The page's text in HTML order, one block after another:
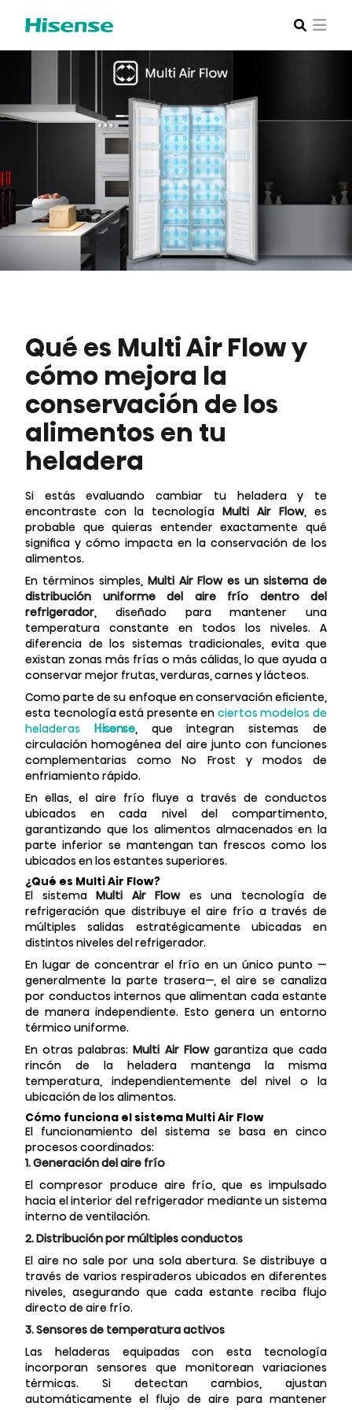
Qué es Multi Air Flow y
cómo mejora la
conservación de los
alimentos en tu
heladera
Si estás evaluando cambiar tu heladera y te
encontraste con la tecnología Multi Air Flow, es
probable que quieras entender exactamente qué
significa y cómo impacta en la conservación de los
alimentos.
En términos simples, Multi Air Flow es un sistema de
distribución uniforme del aire frío dentro del
refrigerador, diseñado para mantener una
temperatura constante en todos los niveles. A
diferencia de los sistemas tradicionales, evita que
existan zonas más frías o más cálidas, lo que ayuda a
conservar mejor frutas, verduras, carnes y lácteos.
Como parte de su enfoque en conservación eficiente,
esta tecnología está presente en ciertos modelos de
heladeras Hisense, que integran sistemas de
circulación homogénea del aire junto con funciones
complementarias como No Frost y modos de
enfriamiento rápido.
En ellas, el aire frío fluye a través de conductos
ubicados en cada nivel del compartimento,
garantizando que los alimentos almacenados en la
parte inferior se mantengan tan frescos como los
ubicados en los estantes superiores.
¿Qué es Multi Air Flow?
El sistema Multi Air Flowes una tecnología de
refrigeración que distribuye el aire frío a través de
múltiples salidas estratégicamente ubicadas en
distintos niveles del refrigerador.
En lugar de concentrar el frío en un único punto —
generalmente la parte trasera—, el aire se canaliza
por conductos internos que alimentan cada estante
de manera independiente. Esto genera un entorno
térmico uniforme.
En otras palabras:Multi Air Flowgarantiza que cada
rincón de la heladera mantenga la misma
temperatura, independientemente del nivel o la
ubicación de los alimentos.
Cómo funciona el sistema Multi Air Flow
El funcionamiento del sistema se basa en cinco
procesos coordinados:
1. Generación del aire frío
El compresor produce aire frío, que es impulsado
hacia el interior del refrigerador mediante un sistema
interno de ventilación.
2. Distribución por múltiples conductos
El aire no sale por una sola abertura. Se distribuye a
través de varios respiraderos ubicados en diferentes
niveles, asegurando que cada estante reciba flujo
directo de aire frío.
3. Sensores de temperatura activos
Las heladeras equipadas con esta tecnología
incorporan sensores que monitorean variaciones
térmicas. Si detectan cambios, ajustan
automáticamente el flujo de aire para mantener